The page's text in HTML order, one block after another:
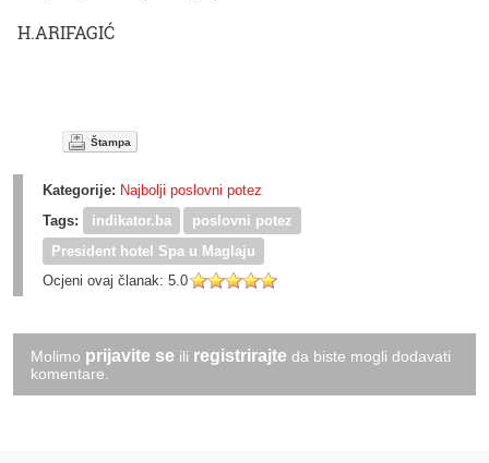
H.ARIFAGIĆ
Štampa
Kategorije: Najbolji poslovni potez
Tags:
indikator.ba
poslovni potez
President hotel Spa u Maglaju
Ocjeni ovaj članak: 5.0
Molimo prijavite se ili registrirajte da biste mogli dodavati
komentare.